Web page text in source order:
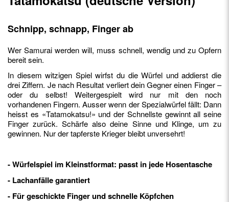
Schnipp, schnapp, Finger ab
Wer Samurai werden will, muss schnell, wendig und zu Opfern
bereit sein.
In diesem witzigen Spiel wirfst du die Würfel und addierst die
drei Ziffern. Je nach Resultat verliert dein Gegner einen Finger –
oder du selbst! Weitergespielt wird nur mit den noch
vorhandenen Fingern. Ausser wenn der Spezialwürfel fällt: Dann
heisst es «Tatamokatsu!» und der Schnellste gewinnt all seine
Finger zurück. Schärfe also deine Sinne und Klinge, um zu
gewinnen. Nur der tapferste Krieger bleibt unversehrt!
- Würfelspiel im Kleinstformat: passt in jede Hosentasche
- Lachanfälle garantiert
- Für geschickte Finger und schnelle Köpfchen